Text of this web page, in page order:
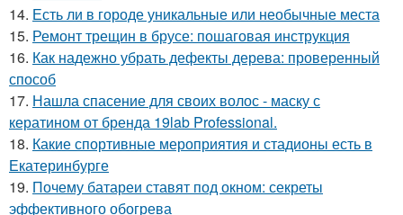
14. Есть ли в городе уникальные или необычные места
15. Ремонт трещин в брусе: пошаговая инструкция
16. Как надежно убрать дефекты дерева: проверенный
способ
17. Нашла спасение для своих волос - маску с
кератином от бренда 19lab Professional.
18. Какие спортивные мероприятия и стадионы есть в
Екатеринбурге
19. Почему батареи ставят под окном: секреты
эффективного обогрева